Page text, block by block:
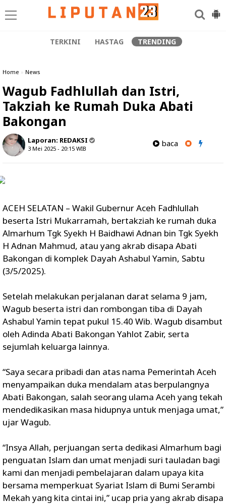
TERKINI HASTAG TRENDING
Home » News
Wagub Fadhlullah dan Istri,
Takziah ke Rumah Duka Abati
Bakongan
Laporan: REDAKSI
3 Mei 2025 - 20:15 WIB
baca
ACEH SELATAN – Wakil Gubernur Aceh Fadhlullah
beserta Istri Mukarramah, bertakziah ke rumah duka
Almarhum Tgk Syekh H Baidhawi Adnan bin Tgk Syekh
H Adnan Mahmud, atau yang akrab disapa Abati
Bakongan di komplek Dayah Ashabul Yamin, Sabtu
(3/5/2025).
Setelah melakukan perjalanan darat selama 9 jam,
Wagub beserta istri dan rombongan tiba di Dayah
Ashabul Yamin tepat pukul 15.40 Wib. Wagub disambut
oleh Adinda Abati Bakongan Yahlot Zabir, serta
sejumlah keluarga lainnya.
“Saya secara pribadi dan atas nama Pemerintah Aceh
menyampaikan duka mendalam atas berpulangnya
Abati Bakongan, salah seorang ulama Aceh yang tekah
mendedikasikan masa hidupnya untuk menjaga umat,”
ujar Wagub.
“Insya Allah, perjuangan serta dedikasi Almarhum bagi
penguatan Islam dan umat menjadi suri tauladan bagi
kami dan menjadi pembelajaran dalam upaya kita
bersama memperkuat Syariat Islam di Bumi Serambi
Mekah yang kita cintai ini,” ucap pria yang akrab disapa